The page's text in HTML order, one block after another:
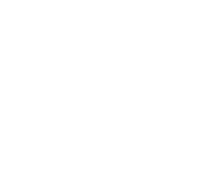
mindenki menekül előle
– pedig szinte mindenki